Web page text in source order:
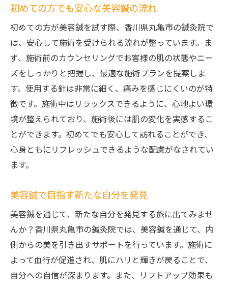
美容の融合
美容とリラクゼーションを両立する鍼灸院
丸亀市での癒しと美容の新たなスタイル
施術を通じて心身共に満たされる理由
美容鍼が提供するトータルケアの魅力
香川県丸亀市の鍼灸院での特別体験
リラクゼーションと美容効果を同時に得る
方法
初めての方でも安心な美容鍼の流れ
初めての方が美容鍼を試す際、香川県丸亀市の鍼灸院で
は、安心して施術を受けられる流れが整っています。ま
ず、施術前のカウンセリングでお客様の肌の状態やニー
ズをしっかりと把握し、最適な施術プランを提案しま
す。使用する針は非常に細く、痛みを感じにくいのが特
徴です。施術中はリラックスできるように、心地よい環
境が整えられており、施術後には肌の変化を実感するこ
とができます。初めてでも安心して訪れることができ、
心身ともにリフレッシュできるような配慮がなされてい
ます。
美容鍼で目指す新たな自分を発見
美容鍼を通じて、新たな自分を発見する旅に出てみませ
んか？香川県丸亀市の鍼灸院では、美容鍼を通じて、内
側からの美を引き出すサポートを行っています。施術に
よって血行が促進され、肌にハリと輝きが戻ることで、
自分への自信が深まります。また、リフトアップ効果も